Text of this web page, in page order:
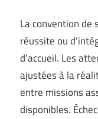
La convention de
réussite ou
d’accueil. Les
ajustées à la
entre missions
disponibles.